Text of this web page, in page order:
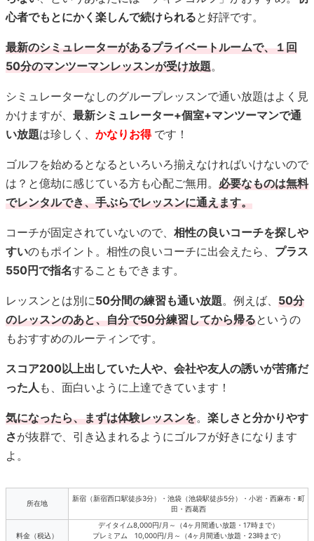
心者でもとにかく楽しんで続けられると好評です。
最新のシミュレーターがあるプライベートルームで、１回
50分のマンツーマンレッスンが受け放題。
シミュレーターなしのグループレッスンで通い放題はよく見
かけますが、 最新シミュレーター+個室+マンツーマンで通
い放題は珍しく、 かなりお得 です！
ゴルフを始めるとなるといろいろ揃えなければいけないので
は？と億劫に感じている方も心配ご無用。 必要なものは無料
でレンタルでき、手ぶらでレッスンに通えます。
コーチが固定されていないので、 相性の良いコーチを探しや
すいのもポイント。相性の良いコーチに出会えたら、 プラス
550円で指名することもできます。
レッスンとは別に50分間の練習も通い放題。例えば、 50分
のレッスンのあと、自分で50分練習してから帰るというの
もおすすめのルーティンです。
スコア200以上出していた人や、会社や友人の誘いが苦痛だ
った人 も、面白いように上達できています！
気になったら、まずは体験レッスンを。 楽しさと分かりやす
さが抜群で、引き込まれるようにゴルフが好きになります
よ。
所在地
新宿（新宿西口駅徒歩3分）・池袋（池袋駅徒歩5分）・小岩・西麻布・町
田・西葛西
料金（税込）
デイタイム8,000円/月～（4ヶ月間通い放題・17時まで）
プレミアム 10,000円/月～（4ヶ月間通い放題・23時まで）